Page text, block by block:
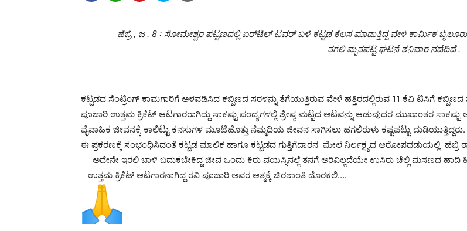
ಹೆಬ್ರಿ , ಜ . 8 : ಸೋಮೇಶ್ವರ ಪಟ್ಟಣದಲ್ಲಿ ಏರ್‌ಟೆಲ್ ಟವರ್ ಬಳಿ ಕಟ್ಟಡ ಕೆಲಸ ಮಾಡುತ್ತಿದ್ದ ವೇಳೆ ಕಾರ್ಮಿಕ
ತಗಲಿ ಮೃತಪಟ್ಟ ಘಟನೆ ಶನಿವಾರ ನಡೆದಿದೆ .
ಕಟ್ಟಡದ ಸೆಂಟ್ರಿಂಗ್ ಕಾಮಗಾರಿಗೆ ಅಳವಡಿಸಿದ ಕಬ್ಬಿಣದ ಸರಳನ್ನು ತೆಗೆಯುತ್ತಿರುವ ವೇಳೆ ಹತ್ತಿರದಲ್ಲಿರುವ 11 ಕೆವಿ ಟಿಸಿಗೆ
ಪೂಜಾರಿ ಉತ್ತಮ ಕ್ರಿಕೆಟ್ ಆಟಗಾರರಾಗಿದ್ದು ಸಾಕಷ್ಟು ಪಂದ್ಯಗಳಲ್ಲಿ ಶ್ರೇಷ್ಠ ಮಟ್ಟದ ಆಟವನ್ನು ಆಡುವುದರ ಮುಖಾಂತರ
ವೈವಾಹಿಕ ಜೀವನಕ್ಕೆ ಕಾಲಿಟ್ಟು ಕನಸುಗಳ ಮೂಟೆಹೊತ್ತು ನೆಮ್ಮದಿಯ ಜೀವನ ಸಾಗಿಸಲು ಹಗಲಿರುಳು ಕಷ್ಟಪಟ್ಟು ದುಡಿಯುತ್ತಿದ್ದರು.
ಈ ಪ್ರಕರಣಕ್ಕೆ ಸಂಭಂಧಿಸಿದಂತೆ ಕಟ್ಟಡ ಮಾಲಿಕ ಹಾಗೂ ಕಟ್ಟಡದ ಗುತ್ತಿಗೆದಾರನ ಮೇಲೆ ನಿರ್ಲಕ್ಷ್ಯದ ಆರೋಪದಡುಯಲ್ಲಿ ಹೆಬ್ರಿ
ಅದೇನೇ ಇರಲಿ ಬಾಳಿ ಬದುಕಬೇಕಿದ್ದ ಜೀವ ಒಂದು ಕಿರು ವಯಸ್ಸಿನಲ್ಲೆ ತನಗೆ ಅರಿವಿಲ್ಲದೆಯೇ ಉಸಿರು ಚೆಲ್ಲಿ ಮಸಣದ ಹಾದಿ
ಉತ್ತಮ ಕ್ರಿಕೆಟ್ ಆಟಗಾರನಾಗಿದ್ದ ರವಿ ಪೂಜಾರಿ ಅವರ ಆತ್ಮಕ್ಕೆ ಚಿರಶಾಂತಿ ದೊರಕಲಿ….